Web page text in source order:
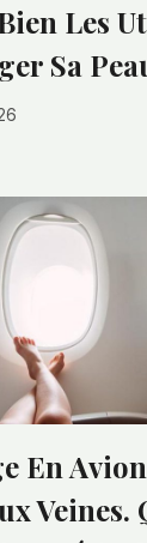
Les
Sa
En
Veines.